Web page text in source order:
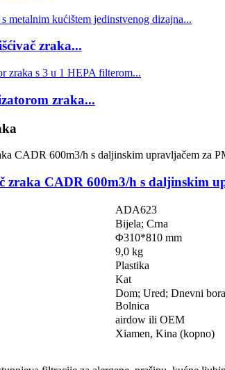
zraka...
zraka...
zraka CADR 600m3/h s daljinskim
ADA623
Bijela; Crna
Φ310*810 mm
9,0 kg
Plastika
Kat
Dom; Ured; Dnevni
Bolnica
airdow ili OEM
Xiamen, Kina (kopno)